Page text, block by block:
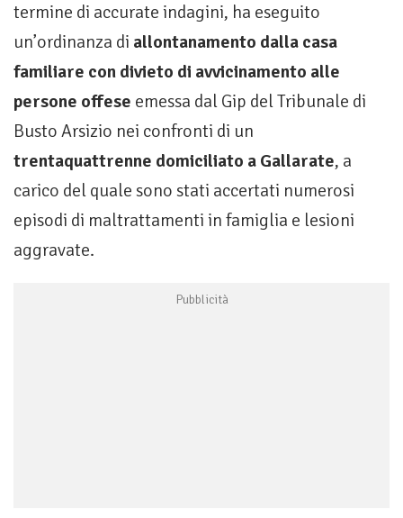
termine di accurate indagini, ha eseguito
un’ordinanza di allontanamento dalla casa
familiare con divieto di avvicinamento alle
persone offese emessa dal Gip del Tribunale di
Busto Arsizio nei confronti di un
trentaquattrenne domiciliato a Gallarate, a
carico del quale sono stati accertati numerosi
episodi di maltrattamenti in famiglia e lesioni
aggravate.